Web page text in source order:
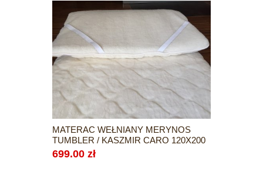
MATERAC WEŁNIANY MERYNOS
TUMBLER / KASZMIR CARO 120X200
699.00 zł